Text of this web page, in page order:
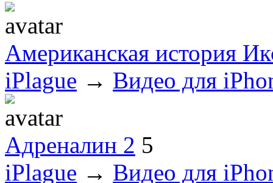
Американская история
iPlague → Видео для
Адреналин 2 5
iPlague → Видео для